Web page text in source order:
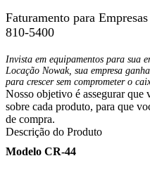
Faturamento para
810-5400
Invista em equipamentos para sua
Locação Nowak, sua empresa
para crescer sem comprometer o
Nosso objetivo é assegurar que
sobre cada produto, para que
de compra.
Descrição do Produto
Modelo CR-44